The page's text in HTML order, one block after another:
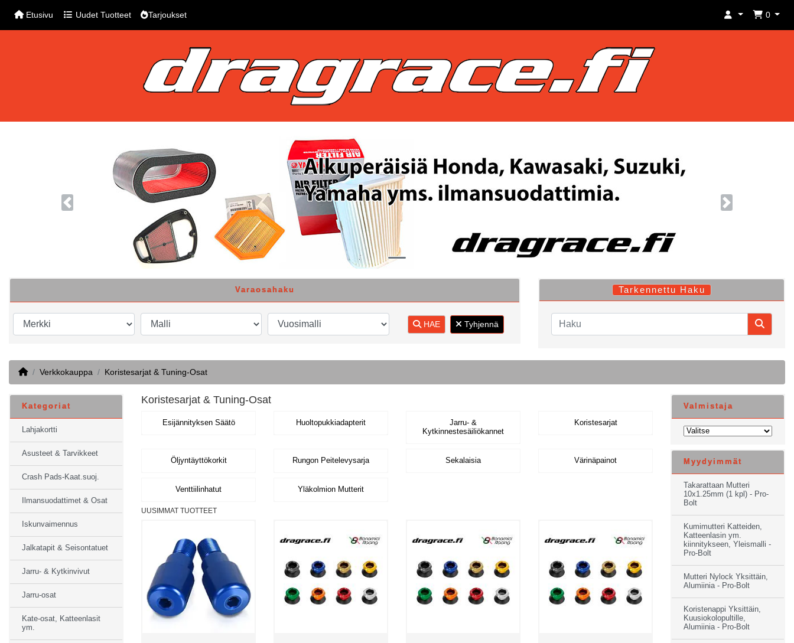
Etusivu Uudet Tuotteet Tarjoukset 0
Previous Next
Varaosahaku
HAE Tyhjennä
Tarkennettu Haku
HomeVerkkokauppa Koristesarjat & Tuning-Osat
Koristesarjat & Tuning-Osat
Esijännityksen Säätö Huoltopukkiadapterit
Jarru- &
Kytkinnestesäiliökannet
Koristesarjat
Öljyntäyttökorkit Rungon Peitelevysarja Sekalaisia Värinäpainot
Venttiilinhatut Yläkolmion Mutterit
UUSIMMAT TUOTTEET
Kategoriat
Lahjakortti
Asusteet & Tarvikkeet
Crash Pads-Kaat.suoj.
Ilmansuodattimet & Osat
Iskunvaimennus
Jalkatapit & Seisontatuet
Jarru- & Kytkinvivut
Jarru-osat
Kate-osat, Katteenlasit
ym.
Valmistaja
Myydyimmät
Takarattaan Mutteri
10x1.25mm (1 kpl) - Pro-
Bolt
Kumimutteri Katteiden,
Katteenlasin ym.
kiinnitykseen, Yleismalli -
Pro-Bolt
Mutteri Nylock Yksittäin,
Alumiinia - Pro-Bolt
Koristenappi Yksittäin,
Kuusiokolopultille,
Alumiinia - Pro-Bolt